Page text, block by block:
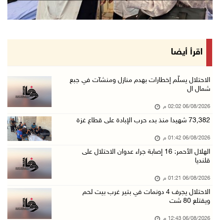
"التعاون الإسلامي" تدين عدوان الاحتلال على مخ ...
الحصار يعيد صناعة الفخار إلى الواجهة في غزة
الاحتلال يواصل تجريف الأراضي في زبوبا وعربونة ...
محافظة القدس: العدوان على مخيم قلنديا يستهدف ...
الاحتلال يعتقل 3 مواطنين من أريحا
06/آب/2026 12:15 م
الاحتلال يهدم منزلا شرق الخليل
06/آب/2026 11:50 ص
اقرأ أيضا
الاحتلال يسلّم إخطارات بهدم منازل ومنشآت في جبع
شمال ال
06/08/2026 02:02 م
73,382 شهيدا منذ بدء حرب الإبادة على قطاع غزة
06/08/2026 01:42 م
الهلال الأحمر: 16 إصابة جراء عدوان الاحتلال على
قلنديا
06/08/2026 01:21 م
الاحتلال يجرف 4 دونمات في بتير غرب بيت لحم
ويقتلع 80 شت